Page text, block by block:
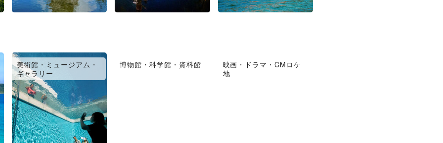
美術館・ミュージアム・
ギャラリー
博物館・科学館・資料館
映画・ドラマ・CMロケ
地